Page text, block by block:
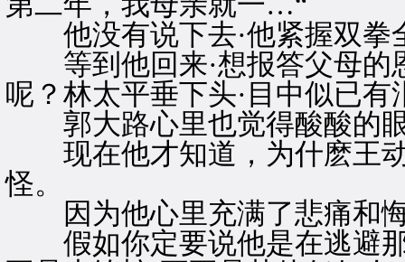
他没有说下去·他紧握双拳
等到他回来·想报答父母的
呢？林太平垂下头·目中似已有
郭大路心里也觉得酸酸的
现在他才知道，为什麽王动
怪。
因为他心里充满了悲痛和悔
假如你定要说他是在逃避那